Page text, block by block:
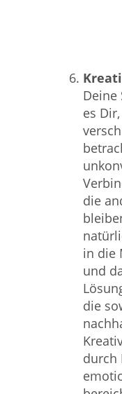
es
die
in die
und
die
durch